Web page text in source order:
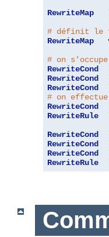
RewriteMap
# définit le
RewriteMap
# on
RewriteCond
RewriteCond
RewriteCond
# on
RewriteCond
RewriteRule
RewriteCond
RewriteCond
RewriteCond
RewriteRule